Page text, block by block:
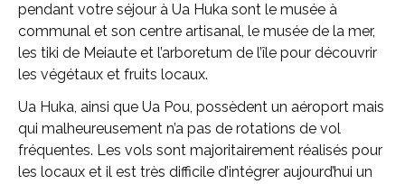
pendant votre séjour à Ua Huka sont le musée à
communal et son centre artisanal, le musée de la mer,
les tiki de Meiaute et l’arboretum de l’île pour découvrir
les végétaux et fruits locaux.
Ua Huka, ainsi que Ua Pou, possèdent un aéroport mais
qui malheureusement n’a pas de rotations de vol
fréquentes. Les vols sont majoritairement réalisés pour
les locaux et il est très difficile d’intégrer aujourd’hui un